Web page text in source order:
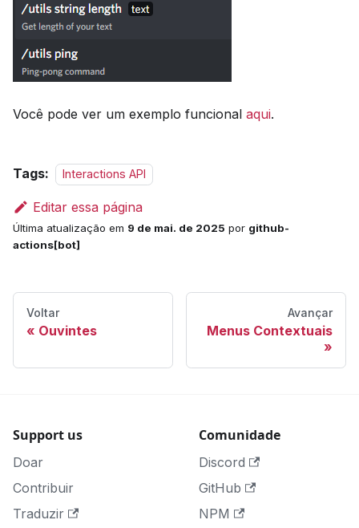
Você pode ver um exemplo funcional aqui.
Tags: Interactions API
Editar essa página
Última atualização em 9 de mai. de 2025 por github-
actions[bot]
Voltar
Ouvintes
Avançar
Menus Contextuais
Support us
Doar
Contribuir
Traduzir
Comunidade
Discord
GitHub
NPM